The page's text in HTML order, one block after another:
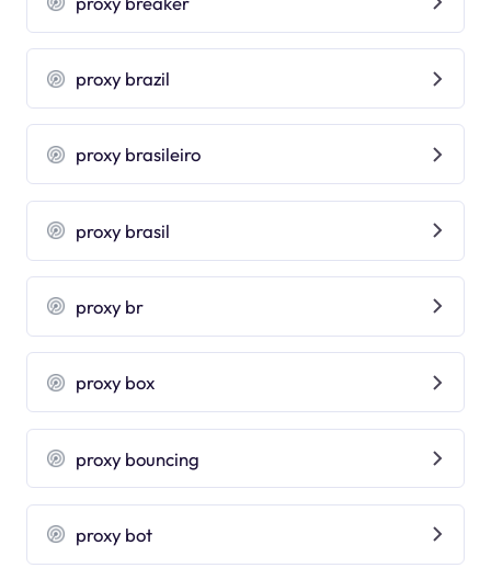
proxy brazil
proxy brasileiro
proxy brasil
proxy br
proxy box
proxy bouncing
proxy bot